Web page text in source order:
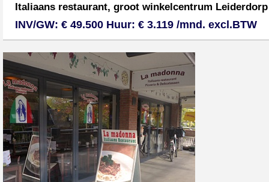
Italiaans restaurant, groot winkelcentrum Leiderdorp
INV/GW: € 49.500 Huur: € 3.119 /mnd. excl.BTW